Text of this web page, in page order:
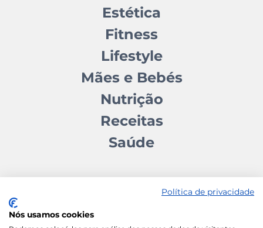
Estética
Fitness
Lifestyle
Mães e Bebés
Nutrição
Receitas
Saúde
Política de privacidade
Nós usamos cookies